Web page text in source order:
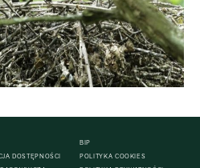
DOSTĘPNOŚCI
BIP
POLITYKA COOKIES